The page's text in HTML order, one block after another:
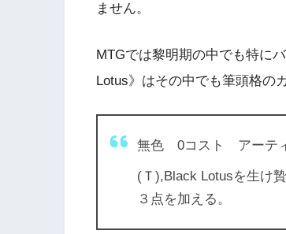
ません。
MTGでは黎明期の中でも特に
Lotus》はその中でも筆頭格の
無色 0コスト アーテ
(Ｔ),Black Lotusを生け
３点を加える。